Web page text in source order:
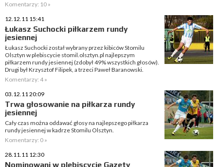
Komentarzy: 10 »
12.12.11 15:41
Łukasz Suchocki piłkarzem rundy
jesiennej
Łukasz Suchocki został wybrany przez kibiców Stomilu
Olsztyn w plebiscycie stomil.olsztyn.pl najlepszym
piłkarzem rundy jesiennej (zdobył 49% wszystkich głosów).
Drugi był Krzysztof Filipek, a trzeci Paweł Baranowski.
Komentarzy: 4 »
03.12.11 20:09
Trwa głosowanie na piłkarza rundy
jesiennej
Cały czas można oddawać głosy na najlepszego piłkarza
rundy jesiennej w kadrze Stomilu Olsztyn.
Komentarzy: 0 »
28.11.11 12:30
Nominowani w plebiscycie Gazety